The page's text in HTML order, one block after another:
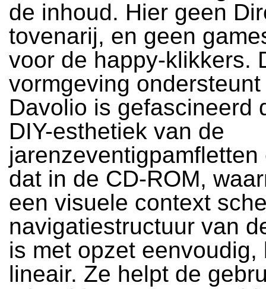
de inhoud. Hier geen
tovenarij, en geen
voor de happy-klikkers.
vormgeving
Davolio is gefascineerd
DIY-esthetiek van de
jarenzeventigpamfletten
dat in de CD-ROM,
een visuele context
navigatiestructuur van
is met opzet eenvoudig,
lineair. Ze helpt de